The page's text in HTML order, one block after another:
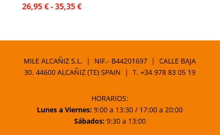
26,95€-35,35€Rango
26,95 €
hasta
MILE ALCAÑIZ S.L. | NIF.- B44201697 | CALLE BAJA
30. 44600 ALCAÑIZ (TE) SPAIN | T.+34 978 83 05 19
HORARIOS:
Lunes a Viernes: 9:00 a 13:30 / 17:00 a 20:00
Sábados:9:30 a 13:00